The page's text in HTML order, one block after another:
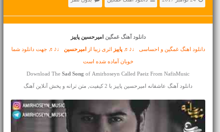
دانلود آهنگ غمگین امیرحسین پاییز
دانلود اهنگ غمگین و احساسی ♩♪♬ پاییز اثری زیبا از امیرحسین ♩♪♬ جهت دانلود شما
خوبان آماده شده است
Download TheSad Song of Amirhoseyn Called Paeiz From NafisMusic
دانلود آهنگ عاشقانه امیرحسین پاییز با 2 کیفیت, متن ترانه و پخش آنلاین آهنگ